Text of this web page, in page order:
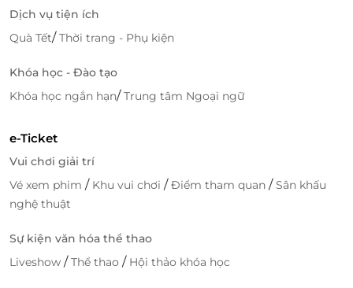
Dịch vụ tiện ích
Quà Tết/Thời trang - Phụ kiện
Khóa học - Đào tạo
Khóa học ngắn hạn/Trung tâm Ngoại ngữ
e-Ticket
Vui chơi giải trí
Vé xem phim / Khu vui chơi /Điểm tham quan /Sân khấu
nghệ thuật
Sự kiện văn hóa thể thao
Liveshow /Thể thao / Hội thảo khóa học